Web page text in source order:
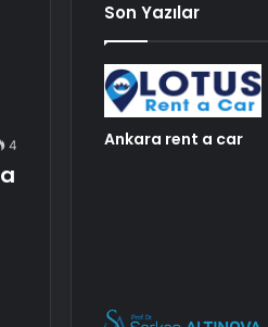
4
Son Yazılar
Ankara rent a car